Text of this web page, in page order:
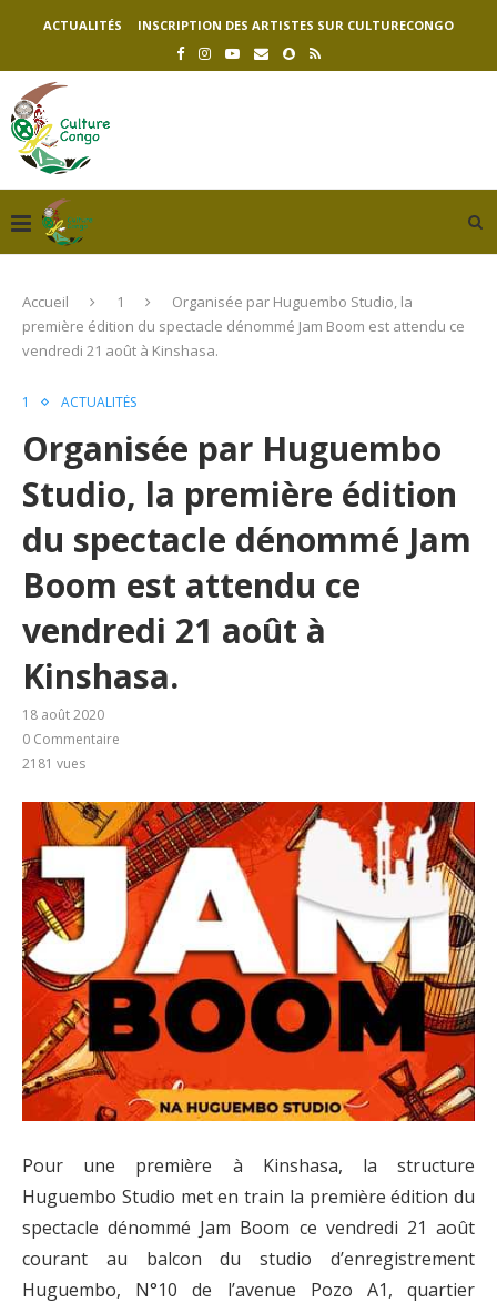
ACTUALITÉS INSCRIPTION DES ARTISTES SUR CULTURECONGO
Accueil 1
Organisée par Huguembo Studio, la
première édition du spectacle dénommé Jam Boom est attendu ce
vendredi 21 août à Kinshasa.
1 ACTUALITÉS
Organisée par Huguembo
Studio, la première édition
du spectacle dénommé Jam
Boom est attendu ce
vendredi 21 août à
Kinshasa.
18 août 2020
0 Commentaire
2181 vues
Pour une première à Kinshasa, la structure
Huguembo Studio met en train la première édition du
spectacle dénommé Jam Boom ce vendredi 21 août
courant au balcon du studio d’enregistrement
Huguembo, N°10 de l’avenue Pozo A1, quartier